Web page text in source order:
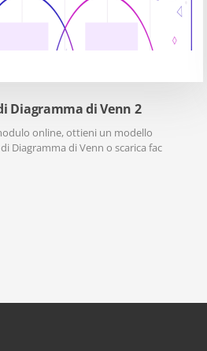
Diagramma di Venn 2
online, ottieni un modello
Diagramma di Venn o scarica fac